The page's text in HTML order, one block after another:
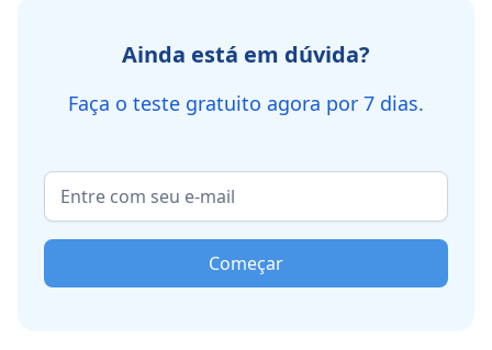
Ainda está em dúvida?
Faça o teste gratuito agora por 7 dias.
Começar